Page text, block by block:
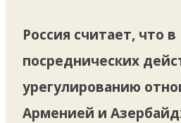
Россия считает, что в
посреднических
урегулированию
Арменией и